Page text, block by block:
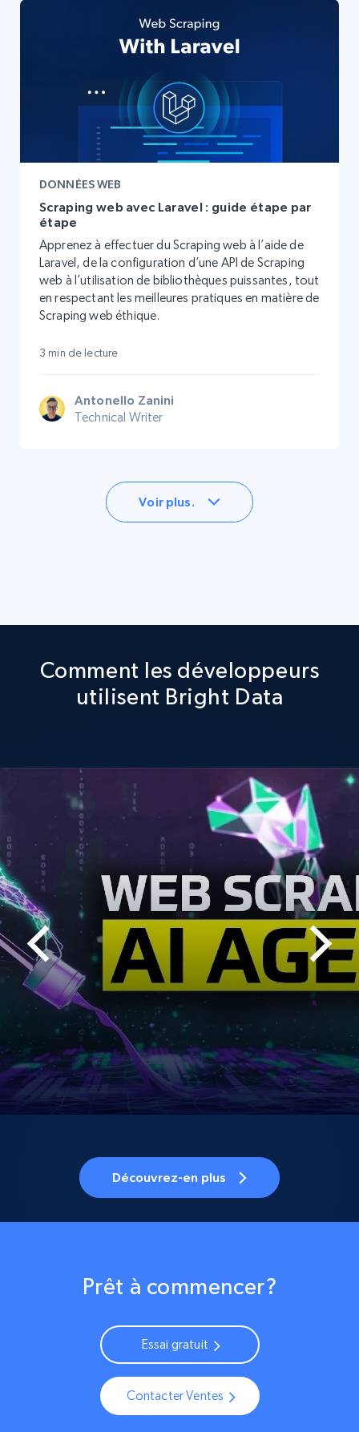
DONNÉES WEB
Scraping web avec Laravel : guide étape par
étape
Apprenez à effectuer du Scraping web à l’aide de
Laravel, de la configuration d’une API de Scraping
web à l’utilisation de bibliothèques puissantes, tout
en respectant les meilleures pratiques en matière de
Scraping web éthique.
3 min de lecture
Antonello Zanini
Technical Writer
Voir plus.
Comment les développeurs
utilisent Bright Data
Découvrez-en plus
Prêt à commencer?
Essai gratuit
Contacter Ventes